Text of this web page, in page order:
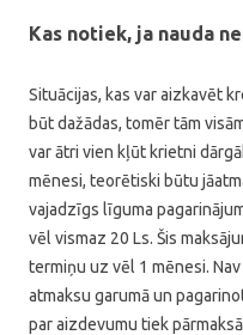
Kas notiek, ja nauda
Situācijas, kas var aizkavēt
būt dažādas, tomēr tām
var ātri vien kļūt krietni
mēnesi, teorētiski būtu
vajadzīgs līguma
vēl vismaz 20 Ls. Šis
termiņu uz vēl 1 mēnesi.
atmaksu garumā un
par aizdevumu tiek